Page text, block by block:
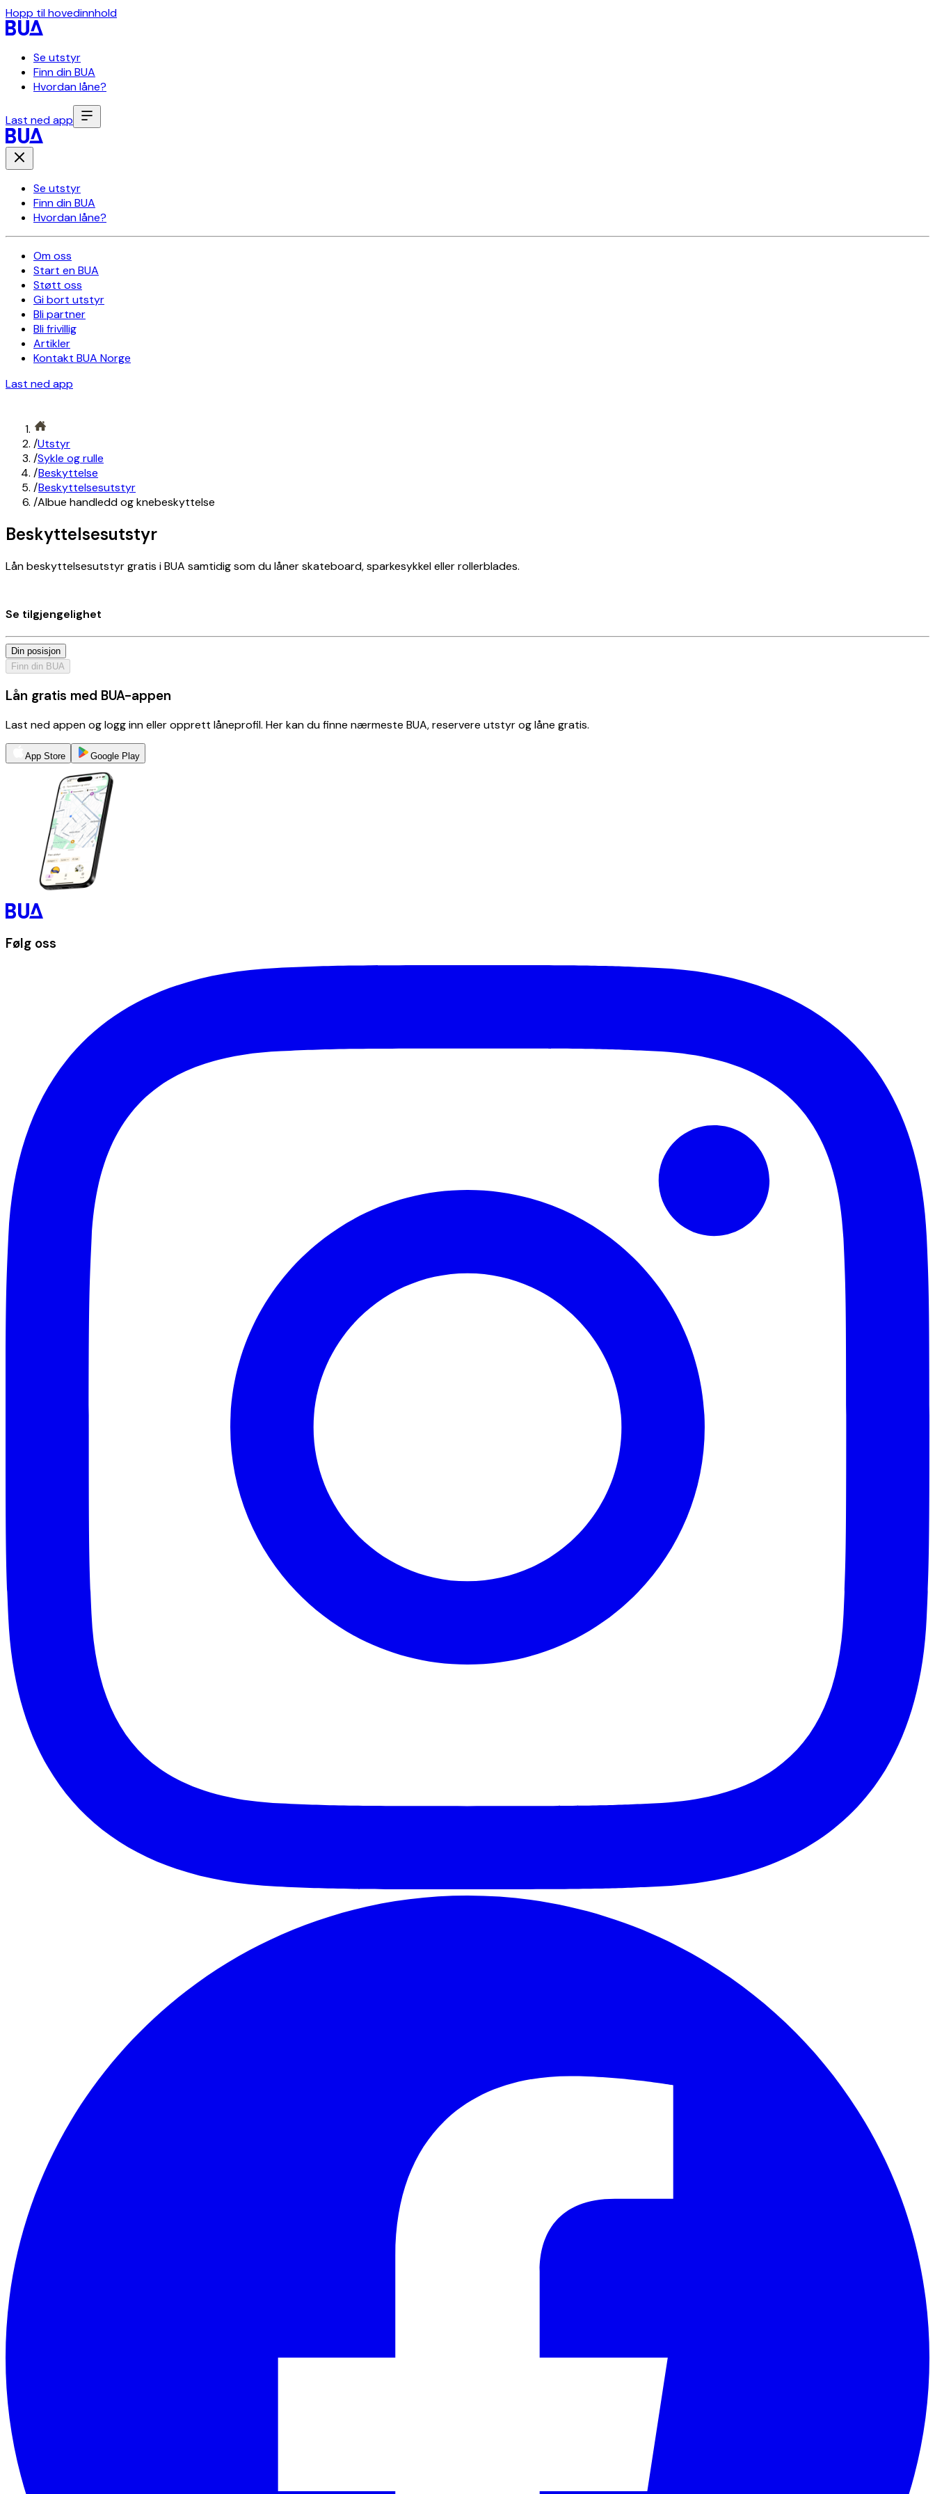
Hopp til hovedinnhold
Se utstyr
Finn din BUA
Hvordan låne?
Last ned app
Se utstyr
Finn din BUA
Hvordan låne?
Om oss
Start en BUA
Støtt oss
Gi bort utstyr
Bli partner
Bli frivillig
Artikler
Kontakt BUA Norge
Last ned app
/Utstyr
/Sykle og rulle
/Beskyttelse
/Beskyttelsesutstyr
/Albue handledd og knebeskyttelse
Beskyttelsesutstyr
Lån beskyttelsesutstyr gratis i BUA samtidig som du låner skateboard, sparkesykkel eller rollerblades.
Se tilgjengelighet
Din posisjon
Finn din BUA
Lån gratis med BUA-appen
Last ned appen og logg inn eller opprett låneprofil. Her kan du finne nærmeste BUA, reservere utstyr og låne gratis.
App Store Google Play
Følg oss